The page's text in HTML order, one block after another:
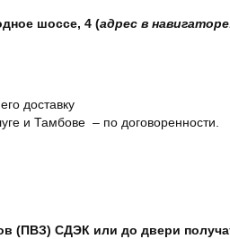
шоссе, 4 (адрес в
доставку
и Тамбове – по договоренности.
(ПВЗ) СДЭК или до двери